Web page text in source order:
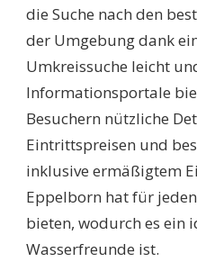
die Suche nach den
der Umgebung dank
Umkreissuche leicht
Informationsportale
Besuchern nützliche
Eintrittspreisen und
inklusive ermäßigtem
Eppelborn hat für
bieten, wodurch es ein
Wasserfreunde ist.